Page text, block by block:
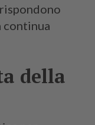
continua
della